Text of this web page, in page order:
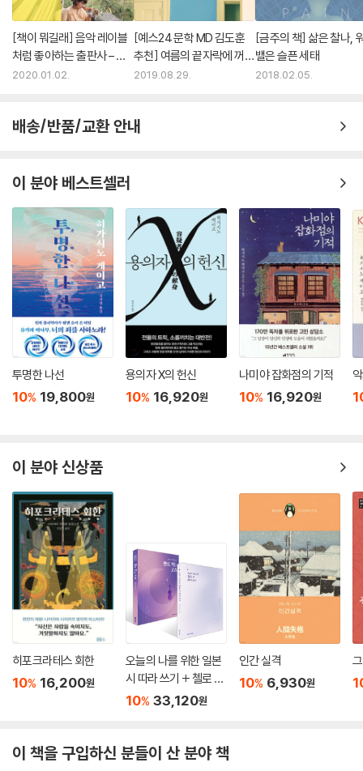
[책이 뭐길래] 음악 레이블
처럼 좋아하는 출판사 – 안
효진 편
2020.01.02.
[예스24 문학 MD 김도훈
추천] 여름의 끝자락에 꺼내
읽는 책
2019.08.29.
[금주의 책] 삶은 찰나,
밸은 슬픈 세태
2018.02.05.
배송/반품/교환 안내
이 분야 베스트셀러
투명한 나선
10% 19,800원
용의자 X의 헌신
10% 16,920원
나미야 잡화점의 기적
10% 16,920원
이 분야 신상품
히포크라테스 회한
10% 16,200원
오늘의 나를 위한 일본
시 따라 쓰기 + 첼로 켜
는 고슈 세트
10% 33,120원
인간 실격
10% 6,930원
이 책을 구입하신 분들이 산 분야 책